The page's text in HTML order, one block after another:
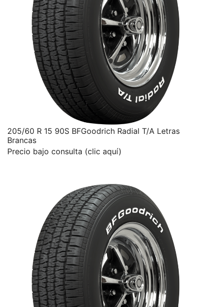
205/60 R 15 90S BFGoodrich Radial T/A Letras
Brancas
Precio bajo consulta (clic aquí)